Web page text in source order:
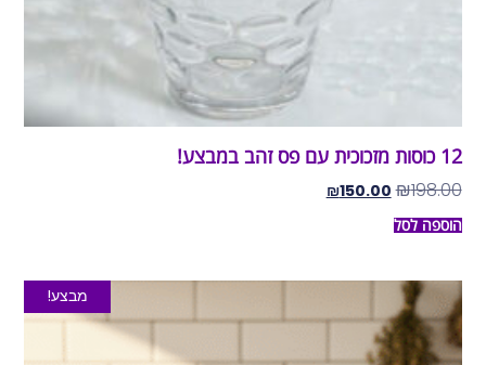
12 כוסות מזכוכית עם פס זהב במבצע!
₪198.00
₪150.00
הוספה לסל
מבצע!